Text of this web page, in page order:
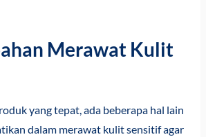
Merawat Kulit
yang tepat, ada beberapa hal lain
dalam merawat kulit sensitif agar